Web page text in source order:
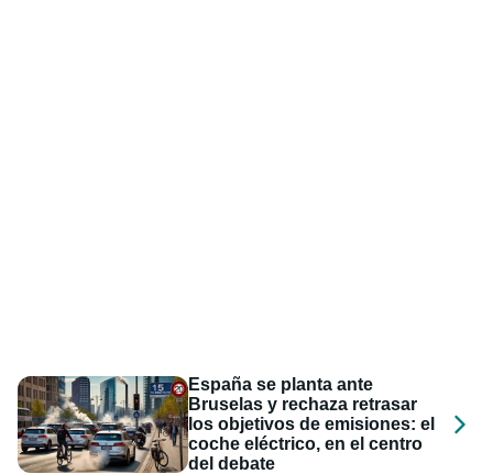
España se planta ante
Bruselas y rechaza retrasar
los objetivos de emisiones: el
coche eléctrico, en el centro
del debate